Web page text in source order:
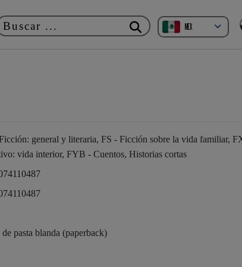
MEX
general y literaria, FS - Ficción sobre la vida familiar,
vida interior, FYB - Cuentos, Historias cortas
pasta blanda (paperback)